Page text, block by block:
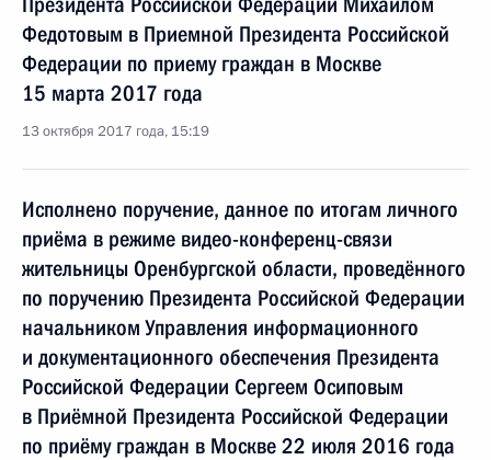
Федотовым в Приемной Президента Российской
Федерации по приему граждан в Москве
15 марта 2017 года
13 октября 2017 года, 15:19
Исполнено поручение, данное по итогам личного
приёма в режиме видео-конференц-связи
жительницы Оренбургской области, проведённого
по поручению Президента Российской Федерации
начальником Управления информационного
и документационного обеспечения Президента
Российской Федерации Сергеем Осиповым
в Приёмной Президента Российской Федерации
по приёму граждан в Москве 22 июля 2016 года